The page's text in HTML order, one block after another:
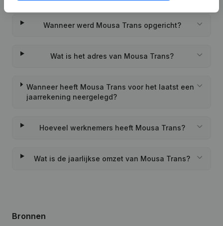
Wanneer werd Mousa Trans opgericht?
Wat is het adres van Mousa Trans?
Wanneer heeft Mousa Trans voor het laatst een
jaarrekening neergelegd?
Hoeveel werknemers heeft Mousa Trans?
Wat is de jaarlijkse omzet van Mousa Trans?
Bronnen